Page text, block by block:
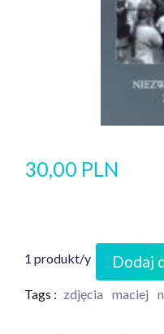
30,00 PLN
1 produkt/y Dodaj
Tags : zdjęcia maciej